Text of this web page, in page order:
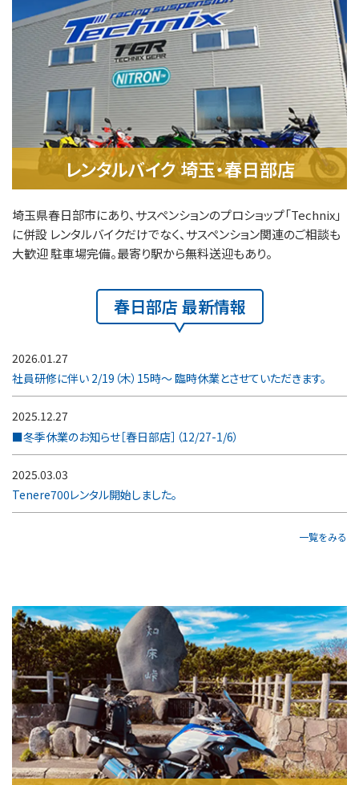
レンタルバイク 埼玉・春日部店
埼玉県春日部市にあり、サスペンションのプロショップ「Technix」
に併設 レンタルバイクだけでなく、サスペンション関連のご相談も
大歓迎 駐車場完備。最寄り駅から無料送迎もあり。
春日部店 最新情報
2026.01.27
社員研修に伴い 2/19（木）15時～ 臨時休業とさせていただきます。
2025.12.27
■冬季休業のお知らせ［春日部店］（12/27-1/6）
2025.03.03
Tenere700レンタル開始しました。
一覧をみる